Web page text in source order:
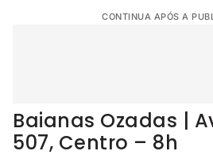
CONTINUA APÓS A
Baianas Ozadas |
507, Centro – 8h